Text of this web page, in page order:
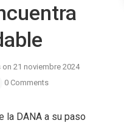
21 noviembre 2024
0 Comments
DANA a su paso